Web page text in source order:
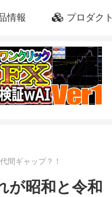
情報 プロダクト
間ギャップ？！
が昭和と令和